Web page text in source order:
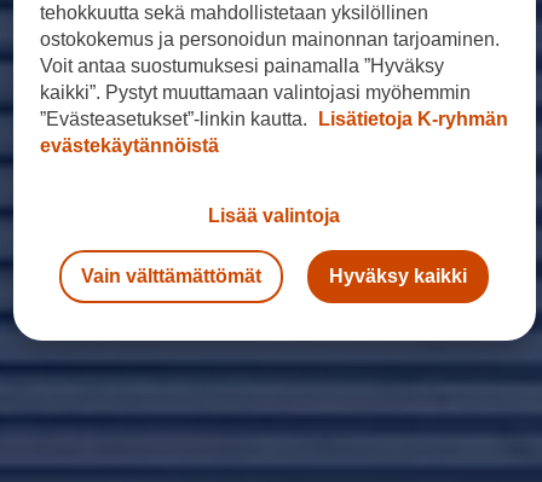
tehokkuutta sekä mahdollistetaan yksilöllinen
ostokokemus ja personoidun mainonnan tarjoaminen.
Voit antaa suostumuksesi painamalla ”Hyväksy
kaikki”. Pystyt muuttamaan valintojasi myöhemmin
”Evästeasetukset”-linkin kautta.
Lisätietoja K-ryhmän
evästekäytännöistä
Lisää valintoja
Vain välttämättömät Hyväksy kaikki